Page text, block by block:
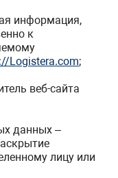
информация,
к
Logistera.com;
веб-сайта
данных –
лицу или